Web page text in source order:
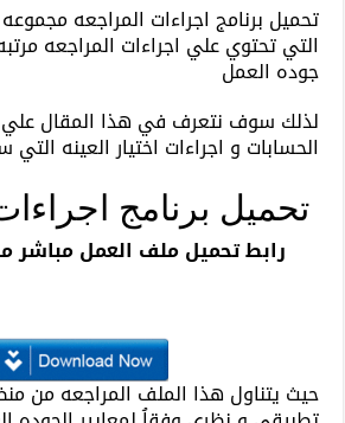
تحميل برنامج اجراءات المراجعه
التي تحتوي علي اجراءات المراجعه
جوده العمل
لذلك سوف نتعرف في هذا المقال علي
الحسابات و اجراءات اختيار العينه
تحميل برنامج
رابط تحميل ملف العمل
حيث يتناول هذا الملف المراجعه من